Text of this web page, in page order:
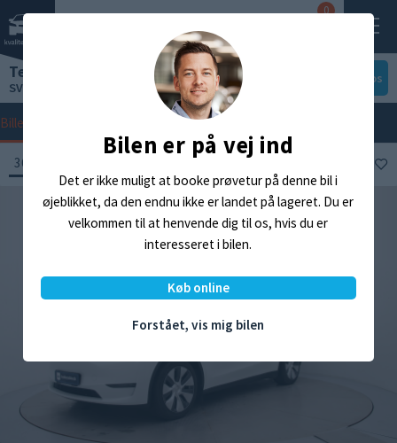
0
Tesla Model Y
SV 147916
På vej ind - kontakt os
Billeder DetaljerSpecifikationer
360° billeder
Bilen er på vej ind
Det er ikke muligt at booke prøvetur på denne bil i
øjeblikket, da den endnu ikke er landet på lageret. Du er
velkommen til at henvende dig til os, hvis du er
interesseret i bilen.
Køb online
Forstået, vis mig bilen